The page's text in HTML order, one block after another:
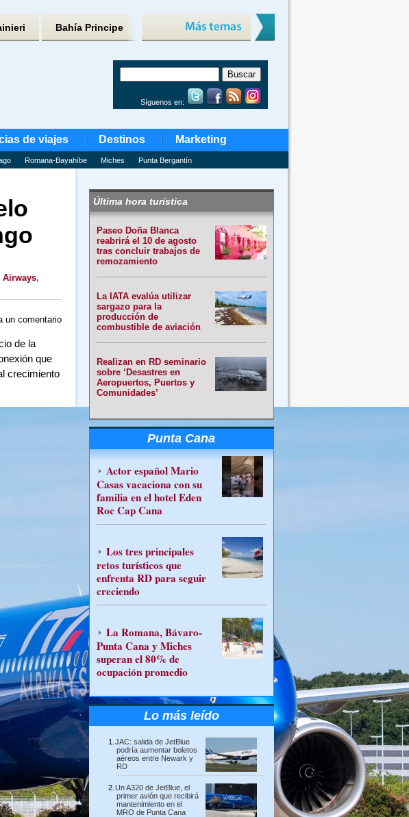
Bahía Principe
Síguenos en:
de viajes Destinos Marketing
Romana-Bayahíbe Miches Punta Bergantín
Airways,
un comentario
de la
que
crecimiento
Última hora turística
Paseo Doña Blanca
reabrirá el 10 de agosto
tras concluir trabajos de
remozamiento
La IATA evalúa utilizar
sargazo para la
producción de
combustible de aviación
Realizan en RD seminario
sobre ‘Desastres en
Aeropuertos, Puertos y
Comunidades’
Punta Cana
Actor español Mario
Casas vacaciona con su
familia en el hotel Eden
Roc Cap Cana
Los tres principales
retos turísticos que
enfrenta RD para seguir
creciendo
La Romana, Bávaro-
Punta Cana y Miches
superan el 80% de
ocupación promedio
Lo más leído
JAC: salida de JetBlue
podría aumentar boletos
aéreos entre Newark y
RD
Un A320 de JetBlue, el
primer avión que recibirá
mantenimiento en el
MRO de Punta Cana